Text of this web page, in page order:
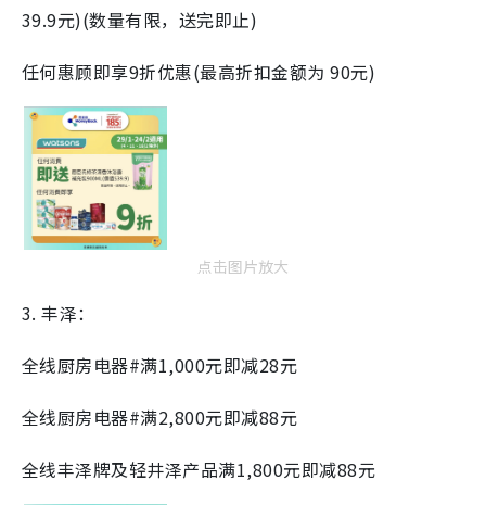
39.9元)(数量有限，送完即止)​
任何惠顾即享9折优惠(最高折扣金额为 90元)​
点击图片放大
3. 丰泽：
全线厨房电器#满1,000元即减28元​
全线厨房电器#满2,800元即减88元​
全线丰泽牌及轻井泽产品满1,800元即减88元​